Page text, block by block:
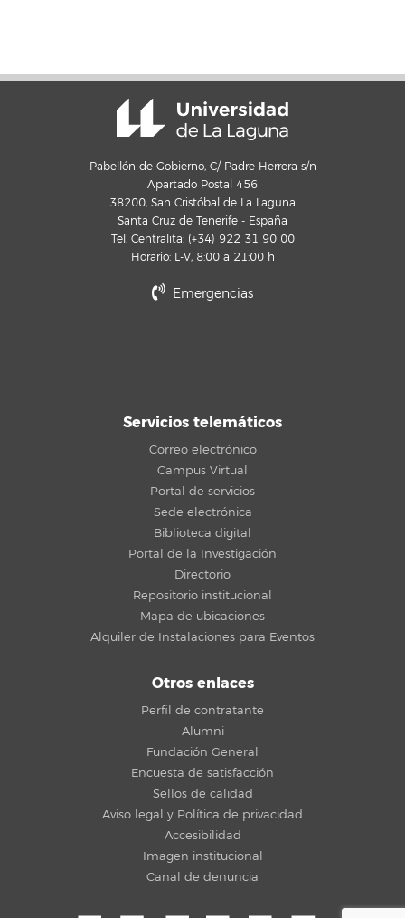
Pabellón de Gobierno, C/ Padre Herrera s/n
Apartado Postal 456
38200, San Cristóbal de La Laguna
Santa Cruz de Tenerife - España
Tel. Centralita: (+34) 922 31 90 00
Horario: L-V, 8:00 a 21:00 h
Emergencias
Servicios telemáticos
Correo electrónico
Campus Virtual
Portal de servicios
Sede electrónica
Biblioteca digital
Portal de la Investigación
Directorio
Repositorio institucional
Mapa de ubicaciones
Alquiler de Instalaciones para Eventos
Otros enlaces
Perfil de contratante
Alumni
Fundación General
Encuesta de satisfacción
Sellos de calidad
Aviso legal y Política de privacidad
Accesibilidad
Imagen institucional
Canal de denuncia